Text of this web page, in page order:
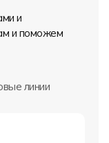
и
и поможем
линии